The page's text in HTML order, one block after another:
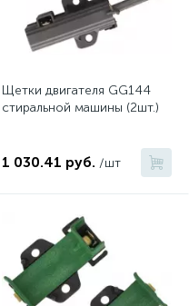
Щетки двигателя GG144
стиральной машины (2шт.)
1 030.41 руб. /шт